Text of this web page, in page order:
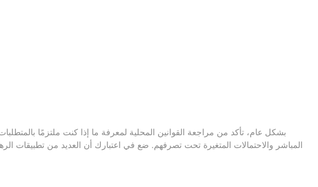
بشكل عام، تأكد من مراجعة القوانين المحلية لمعرفة ما إذا كنت ملتزمًا
المباشر والاحتمالات المتغيرة تحت تصرفهم. ضع في اعتبارك أن العديد من تطبيقات